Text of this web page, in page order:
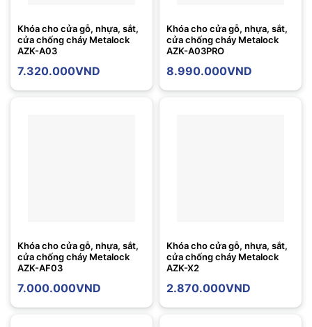
Khóa cho cửa gỗ, nhựa, sắt,
cửa chống cháy Metalock
AZK-A03
7.320.000VND
Khóa cho cửa gỗ, nhựa, sắt,
cửa chống cháy Metalock
AZK-A03PRO
8.990.000VND
Khóa cho cửa gỗ, nhựa, sắt,
cửa chống cháy Metalock
AZK-AF03
7.000.000VND
Khóa cho cửa gỗ, nhựa, sắt,
cửa chống cháy Metalock
AZK-X2
2.870.000VND